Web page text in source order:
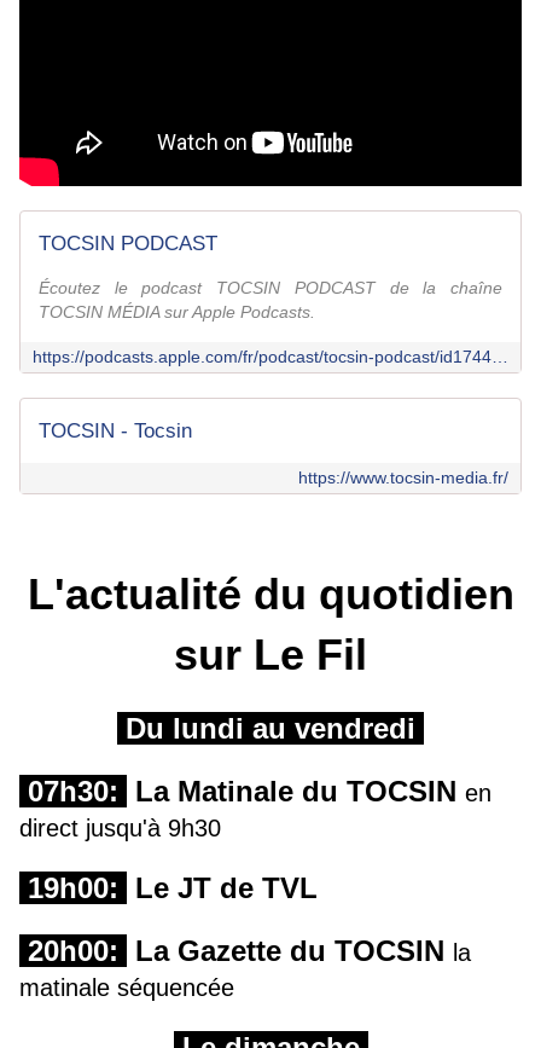
TOCSIN PODCAST
Écoutez le podcast TOCSIN PODCAST de la chaîne
TOCSIN MÉDIA sur Apple Podcasts.
TOCSIN - Tocsin
https://www.tocsin-media.fr/
L'actualité du quotidien
sur Le Fil
Du lundi au vendredi
07h30:
La Matinale du TOCSIN en
direct jusqu'à 9h30
19h00:
Le JT de TVL
20h00:
La Gazette du TOCSIN la
matinale séquencée